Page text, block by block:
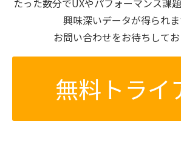
たった数分でUXやパフォーマンス課
興味深いデータが得られま
お問い合わせをお待ちしてお
無料トライ